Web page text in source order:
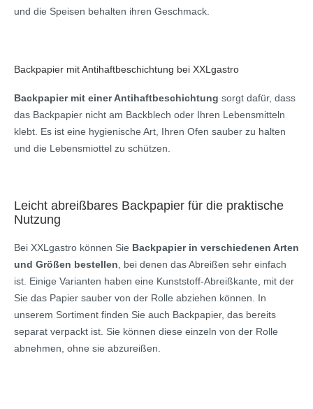
und die Speisen behalten ihren Geschmack.
Backpapier mit Antihaftbeschichtung bei XXLgastro
Backpapier mit einer Antihaftbeschichtung sorgt dafür, dass
das Backpapier nicht am Backblech oder Ihren Lebensmitteln
klebt. Es ist eine hygienische Art, Ihren Ofen sauber zu halten
und die Lebensmiottel zu schützen.
Leicht abreißbares Backpapier für die praktische
Nutzung
Bei XXLgastro können Sie Backpapier in verschiedenen Arten
und Größen bestellen , bei denen das Abreißen sehr einfach
ist. Einige Varianten haben eine Kunststoff-Abreißkante, mit der
Sie das Papier sauber von der Rolle abziehen können. In
unserem Sortiment finden Sie auch Backpapier, das bereits
separat verpackt ist. Sie können diese einzeln von der Rolle
abnehmen, ohne sie abzureißen.